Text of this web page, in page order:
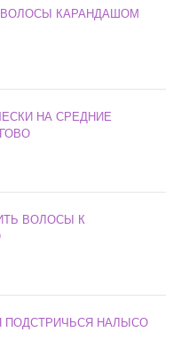
ВОЛОСЫ КАРАНДАШОМ
НА СРЕДНИЕ
ВОЛОСЫ К
ПОДСТРИЧЬСЯ НАЛЫСО